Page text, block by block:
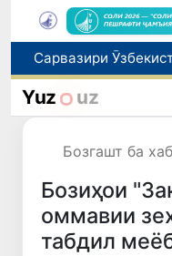
Yuz uz
Бозгашт ба
Бозиҳои
оммавии
табдил